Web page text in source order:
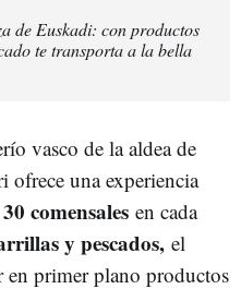
de Euskadi: con productos
te transporta a la bella
vasco de la aldea de
una experiencia
30 comensales en cada
y pescados, el
en primer plano productos